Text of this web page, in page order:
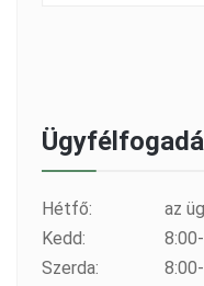
Hétfő:
az
Kedd:
Szerda: